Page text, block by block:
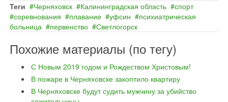
Теги
Черняховск Калининградская область
спорт
соревнования
плавание уфсин
психиатрическая
больница
первенство Светлогорск
Похожие материалы (по тегу)
С Новым 2019 годом и Рождеством Христовым!
В пожаре в Черняховске закоптило квартиру
В Черняховске будут судить мужчину за убийство